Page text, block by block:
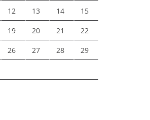
12 13 14 15
19 20 21 22
26 27 28 29